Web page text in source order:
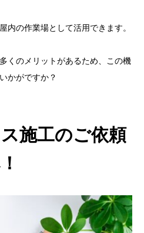
内の作業場として活用できます。
くのメリットがあるため、この機
かがですか？
施工のご依頼